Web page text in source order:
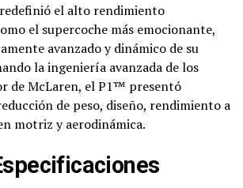
el alto rendimiento
el supercoche más emocionante,
avanzado y dinámico de su
la ingeniería avanzada de los
de McLaren, el P1™ presentó
de peso, diseño, rendimiento a
motriz y aerodinámica.